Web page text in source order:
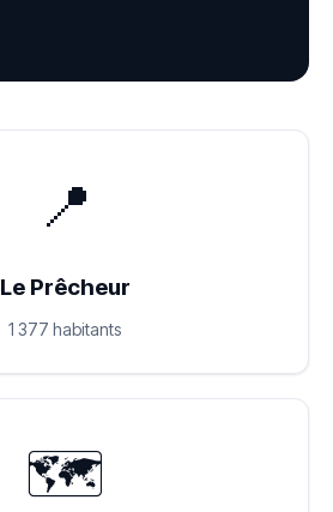
📍
Le Prêcheur
1 377 habitants
🗺️